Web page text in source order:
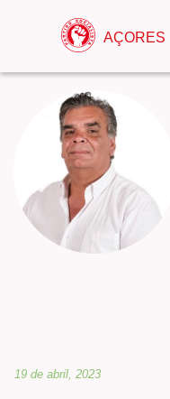
AÇORES
19 de abril, 2023